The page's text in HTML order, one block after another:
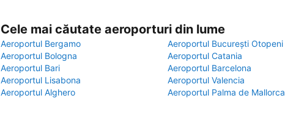
Cele mai căutate aeroporturi din lume
Aeroportul Bergamo
Aeroportul București Otopeni
Aeroportul Bologna
Aeroportul Catania
Aeroportul Bari
Aeroportul Barcelona
Aeroportul Lisabona
Aeroportul Valencia
Aeroportul Alghero
Aeroportul Palma de Mallorca